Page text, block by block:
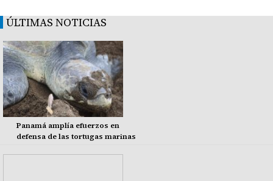
ÚLTIMAS NOTICIAS
Panamá amplía efuerzos en
defensa de las tortugas marinas